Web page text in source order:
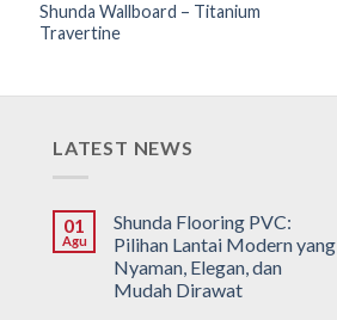
Shunda Wallboard – Titanium
Travertine
LATEST NEWS
01
Agu
Shunda Flooring PVC:
Pilihan Lantai Modern yang
Nyaman, Elegan, dan
Mudah Dirawat